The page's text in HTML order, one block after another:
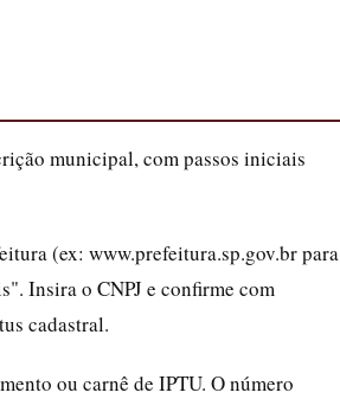
municipal, com passos iniciais
(ex: www.prefeitura.sp.gov.br para
Insira o CNPJ e confirme com
cadastral.
ou carnê de IPTU. O número